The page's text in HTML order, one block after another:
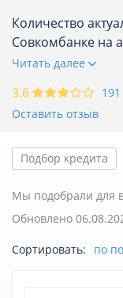
Количество
Совкомбанке на
процентные
Читать далее
Кредиты
Карты
Вклады
Отделения
Банкоматы
3.6
Оставить отзыв
Подбор кредита
Мы подобрали для
Обновлено
Сортировать: по